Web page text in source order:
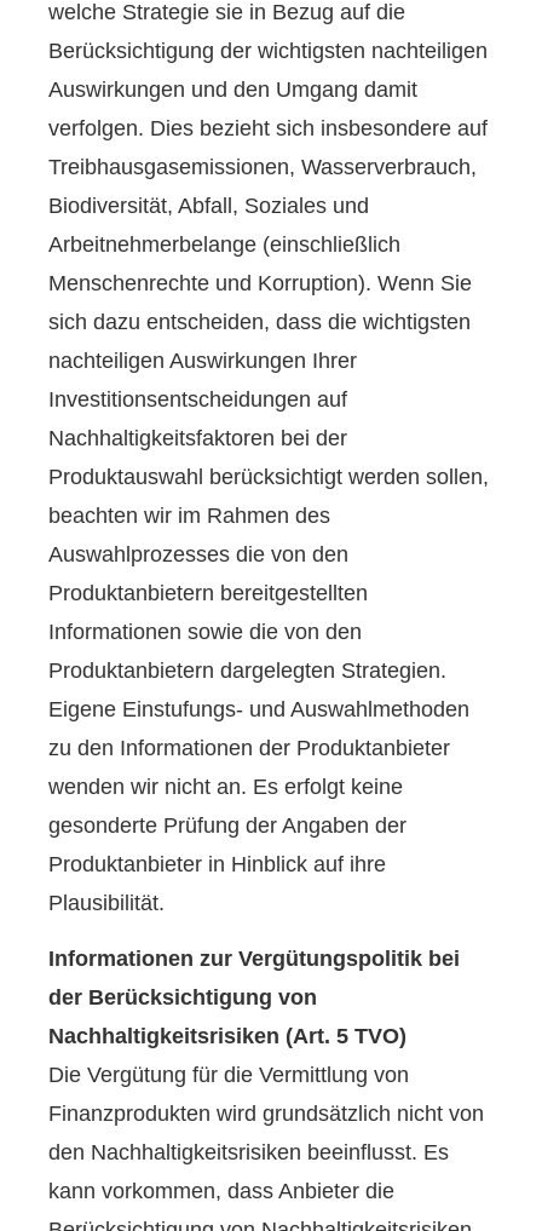
welche Strategie sie in Bezug auf die
Berücksichtigung der wichtigsten nachteiligen
Auswirkungen und den Umgang damit
verfolgen. Dies bezieht sich insbesondere auf
Treibhausgasemissionen, Wasserverbrauch,
Biodiversität, Abfall, Soziales und
Arbeitnehmerbelange (einschließlich
Menschenrechte und Korruption). Wenn Sie
sich dazu entscheiden, dass die wichtigsten
nachteiligen Auswirkungen Ihrer
Investitionsentscheidungen auf
Nachhaltigkeitsfaktoren bei der
Produktauswahl berücksichtigt werden sollen,
beachten wir im Rahmen des
Auswahlprozesses die von den
Produktanbietern bereitgestellten
Informationen sowie die von den
Produktanbietern dargelegten Strategien.
Eigene Einstufungs- und Auswahlmethoden
zu den Informationen der Produktanbieter
wenden wir nicht an. Es erfolgt keine
gesonderte Prüfung der Angaben der
Produktanbieter in Hinblick auf ihre
Plausibilität.
Informationen zur Vergütungspolitik bei
der Berücksichtigung von
Nachhaltigkeitsrisiken (Art. 5 TVO)
Die Vergütung für die Vermittlung von
Finanzprodukten wird grundsätzlich nicht von
den Nachhaltigkeitsrisiken beeinflusst. Es
kann vorkommen, dass Anbieter die